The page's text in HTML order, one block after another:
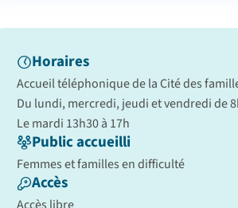
Horaires
Accueil téléphonique de la Cité des
Du lundi, mercredi, jeudi et vendredi de
Le mardi 13h30 à 17h
Public accueilli
Femmes et familles en difficulté
Accès